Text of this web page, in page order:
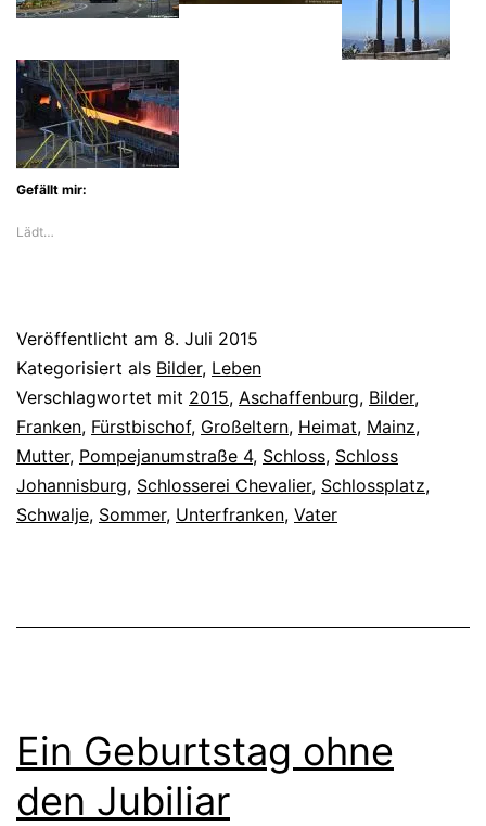
Gefällt mir:
Lädt…
Veröffentlicht am 8. Juli 2015
Kategorisiert als Bilder, Leben
Verschlagwortet mit 2015, Aschaffenburg, Bilder,
Franken, Fürstbischof, Großeltern, Heimat, Mainz,
Mutter, Pompejanumstraße 4, Schloss, Schloss
Johannisburg, Schlosserei Chevalier, Schlossplatz,
Schwalje, Sommer, Unterfranken, Vater
Ein Geburtstag ohne
den Jubiliar